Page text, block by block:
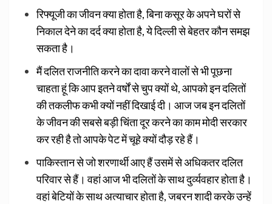
रिफ्यूजी का जीवन क्या होता है, बिना कसूर के अपने घरों से
निकाल देने का दर्द क्या होता है, ये दिल्ली से बेहतर कौन समझ
सकता है।
मैं दलित राजनीति करने का दावा करने वालों से भी पूछना
चाहता हूं कि आप इतने वर्षों से चुप क्यों थे, आपको इन दलितों
की तकलीफ कभी क्यों नहीं दिखाई दी। आज जब इन दलितों
के जीवन की सबसे बड़ी चिंता दूर करने का काम मोदी सरकार
कर रही है तो आपके पेट में चूहे क्यों दौड़ रहे हैं।
पाकिस्तान से जो शरणार्थी आए हैं उसमें से अधिकतर दलित
परिवार से हैं। वहां आज भी दलितों के साथ दुर्व्यवहार होता है।
वहां बेटियों के साथ अत्याचार होता है, जबरन शादी करके उन्हें